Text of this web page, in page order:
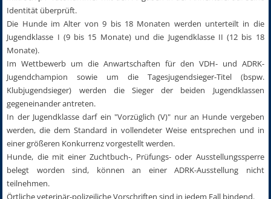
Identität überprüft.
Die Hunde im Alter von 9 bis 18 Monaten werden unterteilt in die
Jugendklasse I (9 bis 15 Monate) und die Jugendklasse II (12 bis 18
Monate).
Im Wettbewerb um die Anwartschaften für den VDH- und ADRK-
Jugendchampion sowie um die Tagesjugendsieger-Titel (bspw.
Klubjugendsieger) werden die Sieger der beiden Jugendklassen
gegeneinander antreten.
In der Jugendklasse darf ein "Vorzüglich (V)" nur an Hunde vergeben
werden, die dem Standard in vollendeter Weise entsprechen und in
einer größeren Konkurrenz vorgestellt werden.
Hunde, die mit einer Zuchtbuch-, Prüfungs- oder Ausstellungssperre
belegt worden sind, können an einer ADRK-Ausstellung nicht
teilnehmen.
Örtliche veterinär-polizeiliche Vorschriften sind in jedem Fall bindend.